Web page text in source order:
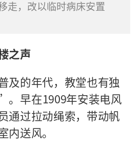
走，改以临时病床安置
之声
及的年代，教堂也有独
。早在1909年安装电风
通过拉动绳索，带动帆
内送风。